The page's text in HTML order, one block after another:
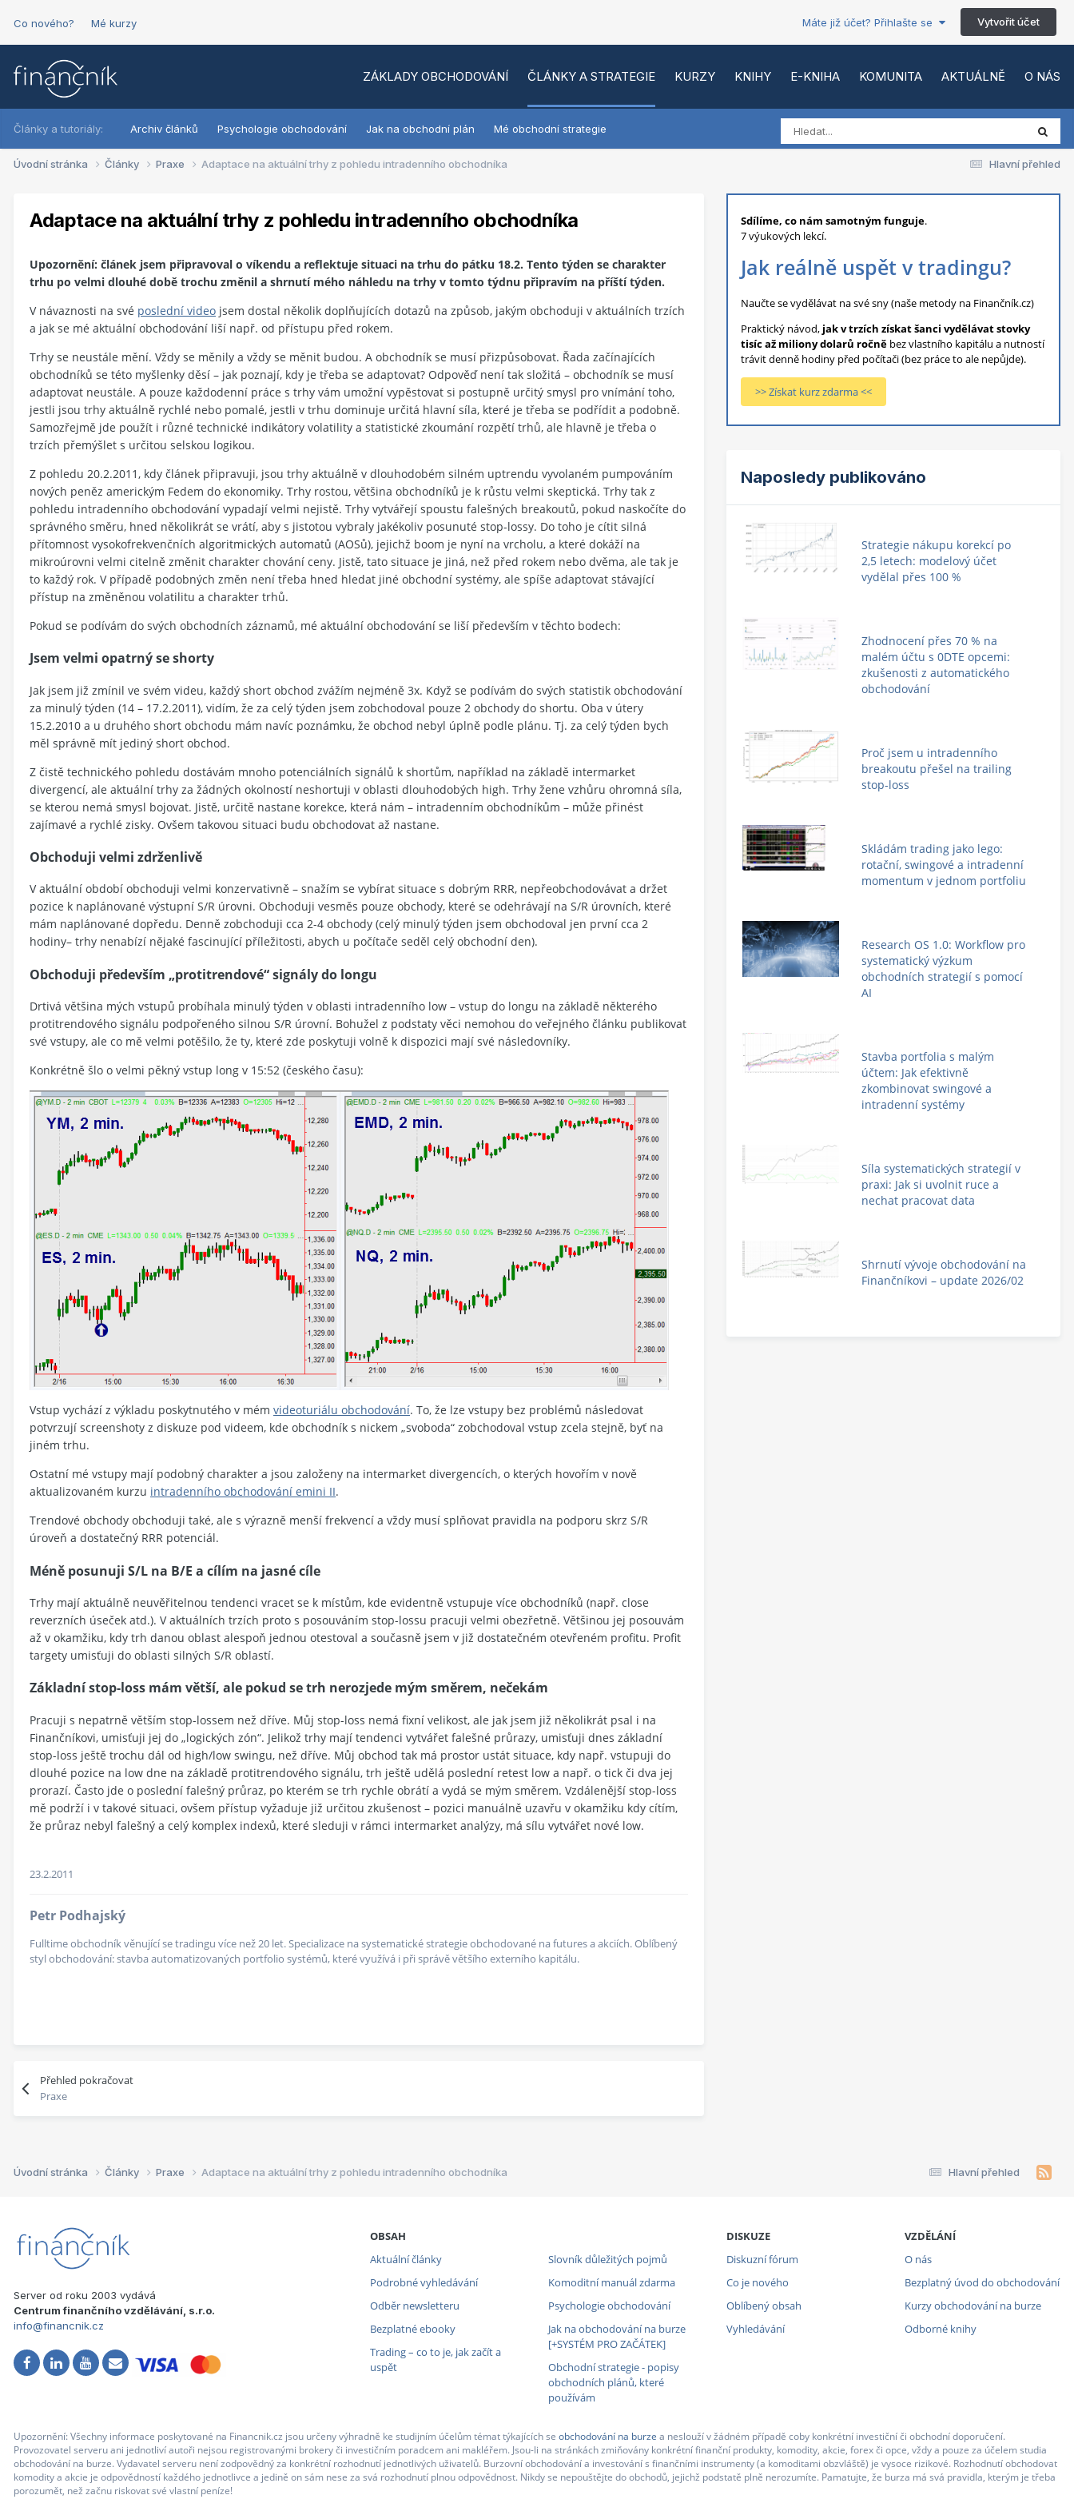
Co nového? Mé kurzy Máte již účet? Přihlašte se Vytvořit účet
ZÁKLADY OBCHODOVÁNÍ ČLÁNKY A STRATEGIE KURZY KNIHY E-KNIHA KOMUNITA AKTUÁLNĚ O NÁS
Články a tutoriály: Archiv článků Psychologie obchodování Jak na obchodní plán Mé obchodní strategie
Hlavní přehled
Úvodní stránka Články Praxe Adaptace na aktuální trhy z pohledu intradenního obchodníka
Adaptace na aktuální trhy z pohledu intradenního obchodníka
Upozornění: článek jsem připravoval o víkendu a reflektuje situaci na trhu do pátku 18.2. Tento týden se charakter
trhu po velmi dlouhé době trochu změnil a shrnutí mého náhledu na trhy v tomto týdnu připravím na příští týden.
V návaznosti na své poslední video jsem dostal několik doplňujících dotazů na způsob, jakým obchoduji v aktuálních trzích
a jak se mé aktuální obchodování liší např. od přístupu před rokem.
Trhy se neustále mění. Vždy se měnily a vždy se měnit budou. A obchodník se musí přizpůsobovat. Řada začínajících
obchodníků se této myšlenky děsí – jak poznají, kdy je třeba se adaptovat? Odpověď není tak složitá – obchodník se musí
adaptovat neustále. A pouze každodenní práce s trhy vám umožní vypěstovat si postupně určitý smysl pro vnímání toho,
jestli jsou trhy aktuálně rychlé nebo pomalé, jestli v trhu dominuje určitá hlavní síla, které je třeba se podřídit a podobně.
Samozřejmě jde použít i různé technické indikátory volatility a statistické zkoumání rozpětí trhů, ale hlavně je třeba o
trzích přemýšlet s určitou selskou logikou.
Z pohledu 20.2.2011, kdy článek připravuji, jsou trhy aktuálně v dlouhodobém silném uptrendu vyvolaném pumpováním
nových peněz americkým Fedem do ekonomiky. Trhy rostou, většina obchodníků je k růstu velmi skeptická. Trhy tak z
pohledu intradenního obchodování vypadají velmi nejistě. Trhy vytvářejí spoustu falešných breakoutů, pokud naskočíte do
správného směru, hned několikrát se vrátí, aby s jistotou vybraly jakékoliv posunuté stop-lossy. Do toho je cítit silná
přítomnost vysokofrekvenčních algoritmických automatů (AOSů), jejichž boom je nyní na vrcholu, a které dokáží na
mikroúrovni velmi citelně změnit charakter chování ceny. Jistě, tato situace je jiná, než před rokem nebo dvěma, ale tak je
to každý rok. V případě podobných změn není třeba hned hledat jiné obchodní systémy, ale spíše adaptovat stávající
přístup na změněnou volatilitu a charakter trhů.
Pokud se podívám do svých obchodních záznamů, mé aktuální obchodování se liší především v těchto bodech:
Jsem velmi opatrný se shorty
Jak jsem již zmínil ve svém videu, každý short obchod zvážím nejméně 3x. Když se podívám do svých statistik obchodování
za minulý týden (14 – 17.2.2011), vidím, že za celý týden jsem zobchodoval pouze 2 obchody do shortu. Oba v útery
15.2.2010 a u druhého short obchodu mám navíc poznámku, že obchod nebyl úplně podle plánu. Tj. za celý týden bych
měl správně mít jediný short obchod.
Z čistě technického pohledu dostávám mnoho potenciálních signálů k shortům, například na základě intermarket
divergencí, ale aktuální trhy za žádných okolností neshortuji v oblasti dlouhodobých high. Trhy žene vzhůru ohromná síla,
se kterou nemá smysl bojovat. Jistě, určitě nastane korekce, která nám – intradenním obchodníkům – může přinést
zajímavé a rychlé zisky. Ovšem takovou situaci budu obchodovat až nastane.
Obchoduji velmi zdrženlivě
V aktuální období obchoduji velmi konzervativně – snažím se vybírat situace s dobrým RRR, nepřeobchodovávat a držet
pozice k naplánované výstupní S/R úrovni. Obchoduji vesměs pouze obchody, které se odehrávají na S/R úrovních, které
mám naplánované dopředu. Denně zobchoduji cca 2-4 obchody (celý minulý týden jsem obchodoval jen první cca 2
hodiny– trhy nenabízí nějaké fascinující příležitosti, abych u počítače seděl celý obchodní den).
Obchoduji především „protitrendové“ signály do longu
Drtivá většina mých vstupů probíhala minulý týden v oblasti intradenního low – vstup do longu na základě některého
protitrendového signálu podpořeného silnou S/R úrovní. Bohužel z podstaty věci nemohou do veřejného článku publikovat
své vstupy, ale co mě velmi potěšilo, že ty, které zde poskytuji volně k dispozici mají své následovníky.
Konkrétně šlo o velmi pěkný vstup long v 15:52 (českého času):
Vstup vychází z výkladu poskytnutého v mém videoturiálu obchodování. To, že lze vstupy bez problémů následovat
potvrzují screenshoty z diskuze pod videem, kde obchodník s nickem „svoboda“ zobchodoval vstup zcela stejně, byť na
jiném trhu.
Ostatní mé vstupy mají podobný charakter a jsou založeny na intermarket divergencích, o kterých hovořím v nově
aktualizovaném kurzu intradenního obchodování emini II.
Trendové obchody obchoduji také, ale s výrazně menší frekvencí a vždy musí splňovat pravidla na podporu skrz S/R
úroveň a dostatečný RRR potenciál.
Méně posunuji S/L na B/E a cílím na jasné cíle
Trhy mají aktuálně neuvěřitelnou tendenci vracet se k místům, kde evidentně vstupuje více obchodníků (např. close
reverzních úseček atd.). V aktuálních trzích proto s posouváním stop-lossu pracuji velmi obezřetně. Většinou jej posouvám
až v okamžiku, kdy trh danou oblast alespoň jednou otestoval a současně jsem v již dostatečném otevřeném profitu. Profit
targety umisťuji do oblasti silných S/R oblastí.
Základní stop-loss mám větší, ale pokud se trh nerozjede mým směrem, nečekám
Pracuji s nepatrně větším stop-lossem než dříve. Můj stop-loss nemá fixní velikost, ale jak jsem již několikrát psal i na
Finančníkovi, umisťuji jej do „logických zón“. Jelikož trhy mají tendenci vytvářet falešné průrazy, umisťuji dnes základní
stop-loss ještě trochu dál od high/low swingu, než dříve. Můj obchod tak má prostor ustát situace, kdy např. vstupuji do
dlouhé pozice na low dne na základě protitrendového signálu, trh ještě udělá poslední retest low a např. o tick či dva jej
prorazí. Často jde o poslední falešný průraz, po kterém se trh rychle obrátí a vydá se mým směrem. Vzdálenější stop-loss
mě podrží i v takové situaci, ovšem přístup vyžaduje již určitou zkušenost – pozici manuálně uzavřu v okamžiku kdy cítím,
že průraz nebyl falešný a celý komplex indexů, které sleduji v rámci intermarket analýzy, má sílu vytvářet nové low.
23.2.2011
Petr Podhajský
Fulltime obchodník věnující se tradingu více než 20 let. Specializace na systematické strategie obchodované na futures a akciích. Oblíbený
styl obchodování: stavba automatizovaných portfolio systémů, které využívá i při správě většího externího kapitálu.
Přehled pokračovat
Praxe
Sdílíme, co nám samotným funguje.
7 výukových lekcí.
Jak reálně uspět v tradingu?
Naučte se vydělávat na své sny (naše metody na Finančník.cz)
Praktický návod, jak v trzích získat šanci vydělávat stovky
tisíc až miliony dolarů ročněbez vlastního kapitálu a nutností
trávit denně hodiny před počítači (bez práce to ale nepůjde).
>> Získat kurz zdarma <<
Naposledy publikováno
Strategie nákupu korekcí po
2,5 letech: modelový účet
vydělal přes 100 %
Zhodnocení přes 70 % na
malém účtu s 0DTE opcemi:
zkušenosti z automatického
obchodování
Proč jsem u intradenního
breakoutu přešel na trailing
stop-loss
Skládám trading jako lego:
rotační, swingové a intradenní
momentum v jednom portfoliu
Research OS 1.0: Workflow pro
systematický výzkum
obchodních strategií s pomocí
AI
Stavba portfolia s malým
účtem: Jak efektivně
zkombinovat swingové a
intradenní systémy
Síla systematických strategií v
praxi: Jak si uvolnit ruce a
nechat pracovat data
Shrnutí vývoje obchodování na
Finančníkovi – update 2026/02
Hlavní přehled
Úvodní stránka Články Praxe Adaptace na aktuální trhy z pohledu intradenního obchodníka
Server od roku 2003 vydává
Centrum finančního vzdělávání, s.r.o.
info@financnik.cz
OBSAH
Aktuální články
Podrobné vyhledávání
Odběr newsletteru
Bezplatné ebooky
Trading – co to je, jak začít a
uspět
Slovník důležitých pojmů
Komoditní manuál zdarma
Psychologie obchodování
Jak na obchodování na burze
[+SYSTÉM PRO ZAČÁTEK]
Obchodní strategie - popisy
obchodních plánů, které
používám
DISKUZE
Diskuzní fórum
Co je nového
Oblíbený obsah
Vyhledávání
VZDĚLÁNÍ
O nás
Bezplatný úvod do obchodování
Kurzy obchodování na burze
Odborné knihy
Upozornění: Všechny informace poskytované na Financnik.cz jsou určeny výhradně ke studijním účelům témat týkajících se obchodování na burze a neslouží v žádném případě coby konkrétní investiční či obchodní doporučení.
Provozovatel serveru ani jednotliví autoři nejsou registrovanými brokery či investičním poradcem ani makléřem. Jsou-li na stránkách zmiňovány konkrétní finanční produkty, komodity, akcie, forex či opce, vždy a pouze za účelem studia
obchodování na burze. Vydavatel serveru není zodpovědný za konkrétní rozhodnutí jednotlivých uživatelů. Burzovní obchodování a investování s finančními instrumenty (a komoditami obzvláště) je vysoce rizikové. Rozhodnutí obchodovat
komodity a akcie je odpovědností každého jednotlivce a jedině on sám nese za svá rozhodnutí plnou odpovědnost. Nikdy se nepouštějte do obchodů, jejichž podstatě plně nerozumíte. Pamatujte, že burza má svá pravidla, kterým je třeba
porozumět, než začnu riskovat své vlastní peníze!